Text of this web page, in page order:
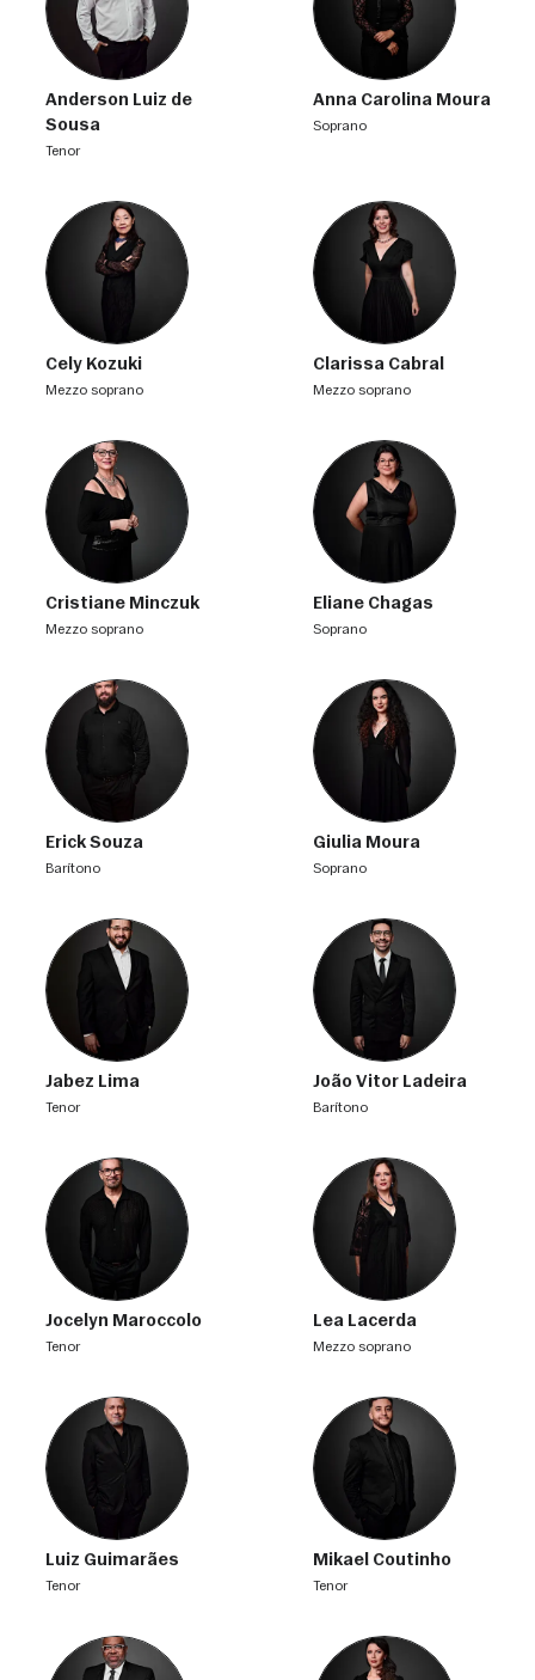
Anderson Luiz de
Sousa
tenor
Anna Carolina Moura
soprano
Cely Kozuki
mezzo soprano
Clarissa Cabral
mezzo soprano
Cristiane Minczuk
mezzo soprano
Eliane Chagas
soprano
Erick Souza
barítono
Giulia Moura
soprano
Jabez Lima
tenor
João Vitor Ladeira
barítono
Jocelyn Maroccolo
tenor
Lea Lacerda
mezzo soprano
Luiz Guimarães
tenor
Mikael Coutinho
tenor